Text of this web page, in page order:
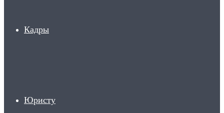
Кадры
Юристу